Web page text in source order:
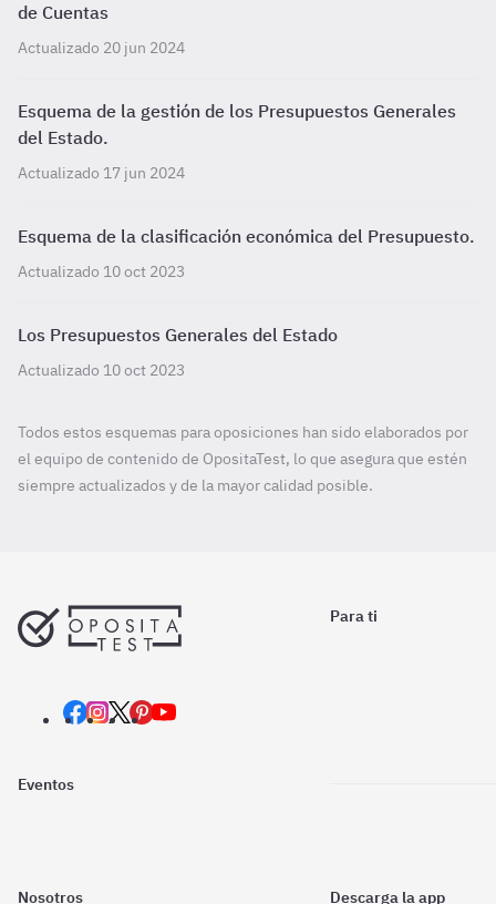
de Cuentas
Actualizado 20 jun 2024
Esquema de la gestión de los Presupuestos Generales
del Estado.
Actualizado 17 jun 2024
Esquema de la clasificación económica del Presupuesto.
Actualizado 10 oct 2023
Los Presupuestos Generales del Estado
Actualizado 10 oct 2023
Todos estos esquemas para oposiciones han sido elaborados por
el equipo de contenido de OpositaTest, lo que asegura que estén
siempre actualizados y de la mayor calidad posible.
Para ti
Eventos
Nosotros Descarga la app